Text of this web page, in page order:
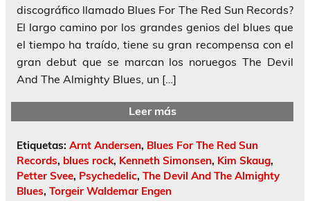
discográfico llamado Blues For The Red Sun Records?
El largo camino por los grandes genios del blues que
el tiempo ha traído, tiene su gran recompensa con el
gran debut que se marcan los noruegos The Devil
And The Almighty Blues, un […]
Leer más
Etiquetas: Arnt Andersen, Blues For The Red Sun
Records, blues rock, Kenneth Simonsen, Kim Skaug,
Petter Svee, Psychedelic, The Devil And The Almighty
Blues, Torgeir Waldemar Engen